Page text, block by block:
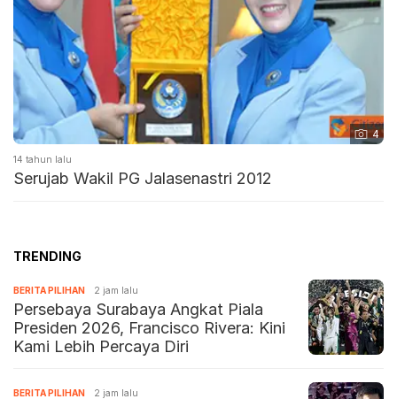
4
14 tahun lalu
Serujab Wakil PG Jalasenastri 2012
TRENDING
BERITA PILIHAN 2 jam lalu
Persebaya Surabaya Angkat Piala
Presiden 2026, Francisco Rivera: Kini
Kami Lebih Percaya Diri
BERITA PILIHAN 2 jam lalu